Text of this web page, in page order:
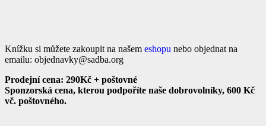
Knížku si můžete zakoupit na našem eshopu nebo objednat na
emailu: objednavky@sadba.org
Prodejní cena: 290Kč + poštovné
Sponzorská cena, kterou podpoříte naše dobrovolníky, 600 Kč
vč. poštovného.